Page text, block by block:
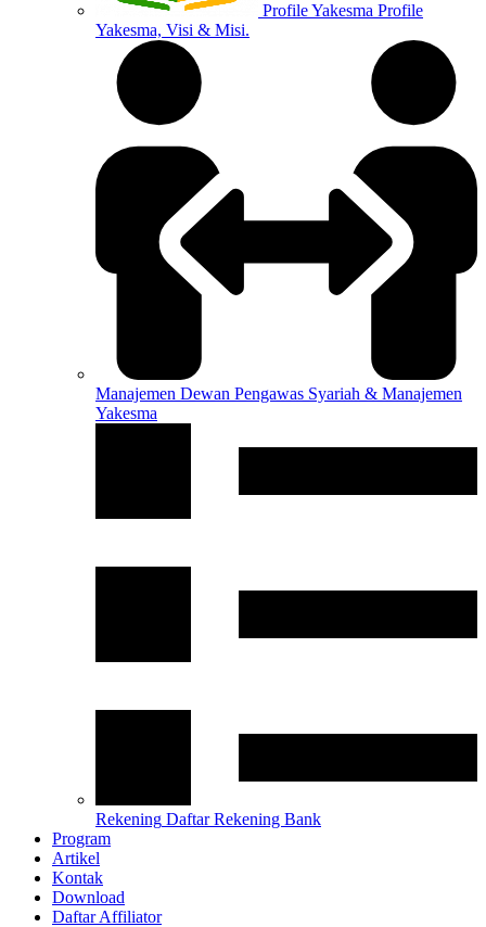
Profile Yakesma Profile
Yakesma, Visi & Misi.
Manajemen Dewan Pengawas Syariah & Manajemen
Yakesma
Rekening Daftar Rekening Bank
Program
Artikel
Kontak
Download
Daftar Affiliator